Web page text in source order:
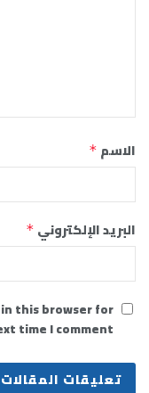
الاسم *
البريد الإلكتروني *
this browser for
time I comment.